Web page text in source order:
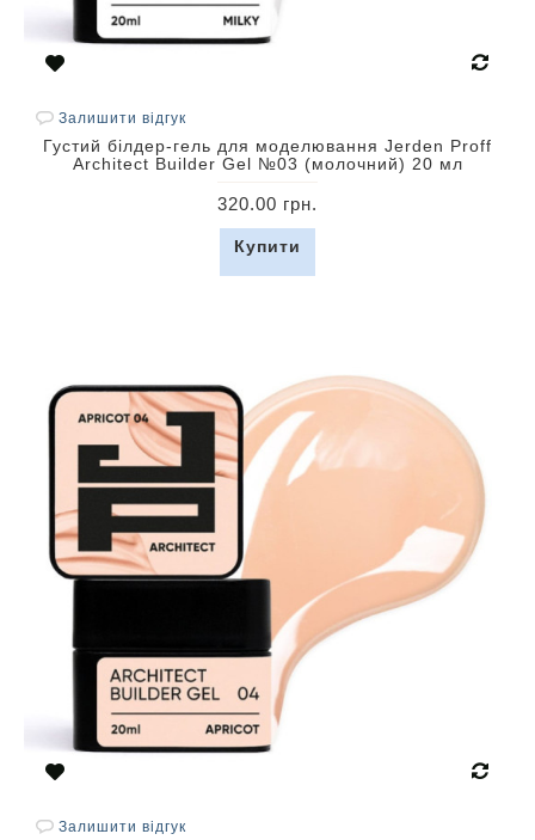
Залишити відгук
Густий білдер-гель для моделювання Jerden Proff
Architect Builder Gel №03 (молочний) 20 мл
320.00 грн.
Купити
Залишити відгук